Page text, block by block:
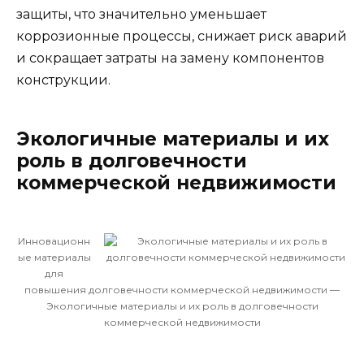
защиты, что значительно уменьшает
коррозионные процессы, снижает риск аварий
и сокращает затраты на замену компонентов
конструкции.
Экологичные материалы и их
роль в долговечности
коммерческой недвижимости
Инновационн
ые материалы
для
повышения долговечности коммерческой недвижимости —
Экологичные материалы и их роль в долговечности
коммерческой недвижимости